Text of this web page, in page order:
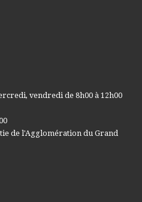
vendredi de 8h00 à 12h00
de l'Agglomération du Grand